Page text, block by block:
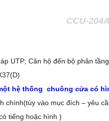
CCU-
UTP; Căn hộ đến bộ phân
hệ thống chuông cửa có
chính(tùy vào mục đích – yêu
tiếng hoặc hình )